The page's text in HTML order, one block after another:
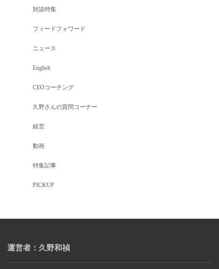
対談特集
フィードフォワード
ニュース
English
CEOコーチング
久野さんの質問コーナー
経営
動画
特集記事
PICKUP
運営者：久野和禎